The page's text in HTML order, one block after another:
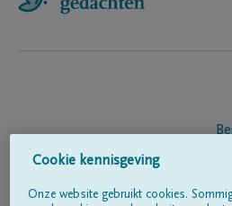
Cookie kennisgeving
Onze website gebruikt cookies.